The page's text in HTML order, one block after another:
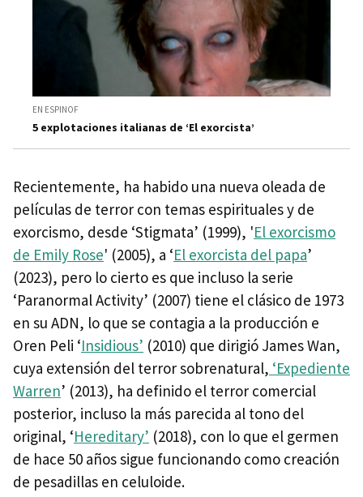
EN ESPINOF
5 explotaciones italianas de ‘El exorcista’
Recientemente, ha habido una nueva oleada de
películas de terror con temas espirituales y de
exorcismo, desde ‘Stigmata’ (1999), 'El exorcismo
de Emily Rose' (2005), a ‘El exorcista del papa’
(2023), pero lo cierto es que incluso la serie
‘Paranormal Activity’ (2007) tiene el clásico de 1973
en su ADN, lo que se contagia a la producción e
Oren Peli ‘Insidious’ (2010) que dirigió James Wan,
cuya extensión del terror sobrenatural, ‘Expediente
Warren’ (2013), ha definido el terror comercial
posterior, incluso la más parecida al tono del
original, ‘Hereditary’ (2018), con lo que el germen
de hace 50 años sigue funcionando como creación
de pesadillas en celuloide.